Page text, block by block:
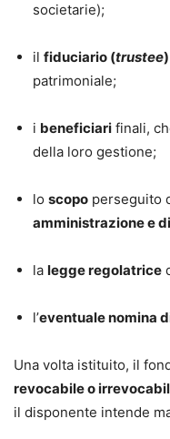
societarie);
il fiduciario (trustee)
patrimoniale;
i beneficiari finali,
della loro gestione;
lo scopo perseguito
amministrazione e
la legge regolatrice
l’eventuale nomina
Una volta istituito, il
revocabile o
il disponente intende